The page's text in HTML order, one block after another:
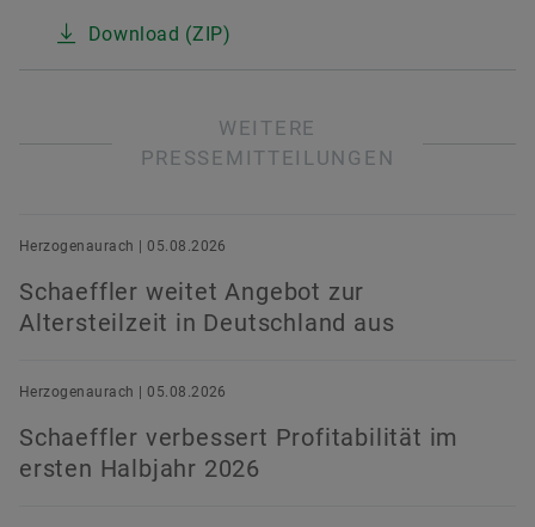
Maximilian König
Manager Investor Relations
ir@schaeffler.com
Download (ZIP)
WEITERE
PRESSEMITTEILUNGEN
Herzogenaurach | 05.08.2026
Schaeffler weitet Angebot zur
Altersteilzeit in Deutschland aus
Herzogenaurach | 05.08.2026
Schaeffler verbessert Profitabilität im
ersten Halbjahr 2026